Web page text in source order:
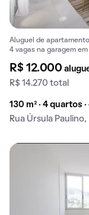
Aluguel de
4 vagas na garagem em
R$ 12.000
R$ 14.270 total
130 m² · 4 quartos
Rua Úrsula